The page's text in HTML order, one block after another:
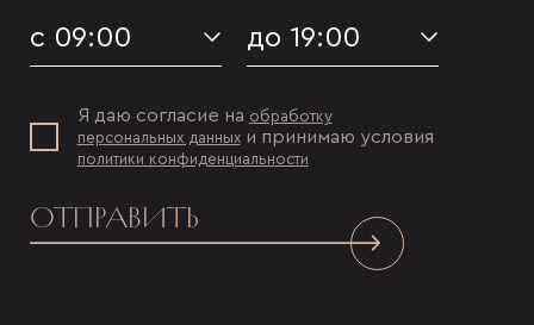
с 09:00 до 19:00
Я даю согласие на обработку
персональных данныхи принимаю условия
политики конфиденциальности
ОТПРАВИТЬ